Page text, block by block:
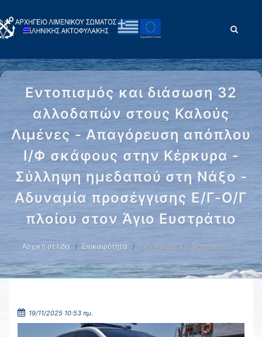
Εντοπισμός και διάσωση 32
αλλοδαπών στους Καλούς
Λιμένες - Απαγόρευση απόπλου
Ι/Φ σκάφους στην Κέρκυρα -
Σύλληψη ημεδαπού στη Νάξο -
Αδυναμία προσέγγισης Ε/Γ-Ο/Γ
πλοίου στον Άγιο Ευστράτιο
Αρχική σελίδα Επικαιρότητα Εντοπισμός και διάσωση 32 …
19/11/2025 10:53 πμ.